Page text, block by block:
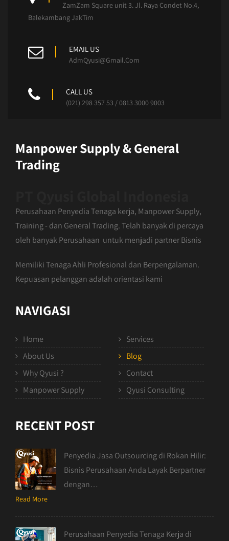
ZamZam Square unit 3. Jl. Raya Condet No.4,
Balekambang JakTim
EMAIL US
AdmQyusi@Gmail.Com
CALL US
(021) 298 357 53 / 0813 3000 9003
Manpower Supply & General
Trading
Perusahaan Penyedia Tenaga kerja, Manpower Supply,
Training - dan General Trading. Telah banyak di percaya
oleh banyak Perusahaan untuk menjadi partner Bisnis
Memiliki Tenaga Ahli Profesional dan Berpengalaman.
Kepuasan pelanggan adalah orientasi kami
NAVIGASI
Home
About Us
Why Qyusi ?
Manpower Supply
Services
Blog
Contact
Qyusi Consulting
RECENT POST
Penyedia Jasa Outsourcing di Rokan Hilir:
Bisnis Perusahaan Anda Layak Berpartner
dengan…
Read More
Perusahaan Penyedia Tenaga Kerja di